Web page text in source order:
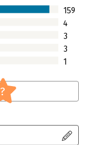
159
4
3
3
1
?